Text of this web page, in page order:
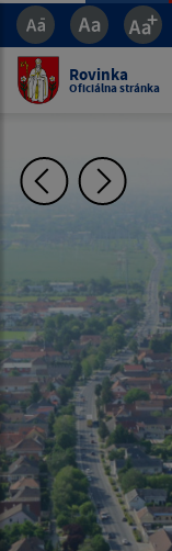
Rovinka
Oficiálna stránka